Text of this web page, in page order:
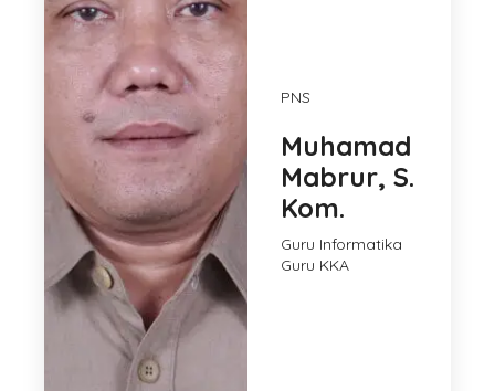
PNS
Muhamad
Mabrur, S.
Kom.
Guru Informatika
Guru KKA